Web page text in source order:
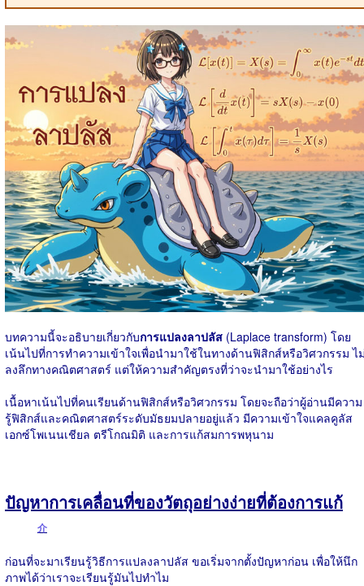
บทความนี้จะอธิบายเกี่ยวกับการแปลงลาปลัส (Laplace transform) โดย
เน้นไปที่การทำความเข้าใจเพื่อนำมาใช้ในทางด้านฟิสิกส์หรือวิศวกรรม ไ
ลงลึกทางคณิตศาสตร์ แต่ให้ความสำคัญตรงที่ว่าจะนำมาใช้อย่างไร
เนื้อหาเน้นไปที่คนเรียนด้านฟิสิกส์หรือวิศวกรรม โดยจะถือว่าผู้อ่านมีความ
รู้ฟิสิกส์และคณิตศาสตร์ระดับมัธยมปลายอยู่แล้ว มีความเข้าใจแคลคูลัส
เอกซ์โพเนนเชียล ตรีโกณมิติ และการแก้สมการพหุนาม
ปัญหาการเคลื่อนที่ของวัตถุอย่างง่ายที่ต้องการแก้
介
ก่อนที่จะมาเรียนรู้วิธีการแปลงลาปลัส ขอเริ่มจากตั้งปัญหาก่อน เพื่อให้นึก
ภาพได้ว่าเราจะเรียนรู้มันไปทำไม